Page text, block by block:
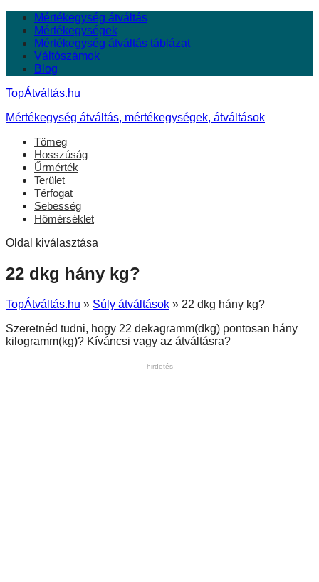
Mértékegység átváltás
Mértékegységek
Mértékegység átváltás táblázat
Váltószámok
Blog
TopÁtváltás.hu
Mértékegység átváltás, mértékegységek, átváltások
Tömeg
Hosszúság
Űrmérték
Terület
Térfogat
Sebesség
Hőmérséklet
Oldal kiválasztása
22 dkg hány kg?
TopÁtváltás.hu » Súly átváltások » 22 dkg hány kg?
Szeretnéd tudni, hogy 22 dekagramm(dkg) pontosan hány
kilogramm(kg)? Kíváncsi vagy az átváltásra?
hirdetés